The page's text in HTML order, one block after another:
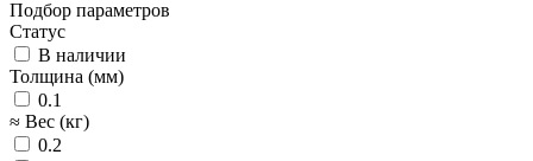
Подбор параметров
Статус
В наличии
Толщина (мм)
0.1
≈ Вес (кг)
0.2